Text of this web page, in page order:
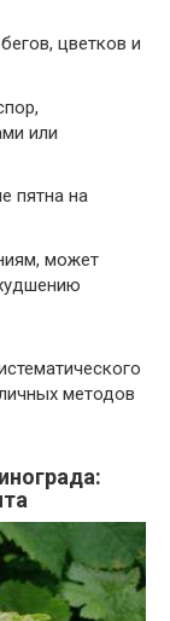
цветков и
или
пятна на
может
методов